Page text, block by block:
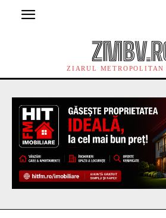
ZIARUL METROPOLITAN